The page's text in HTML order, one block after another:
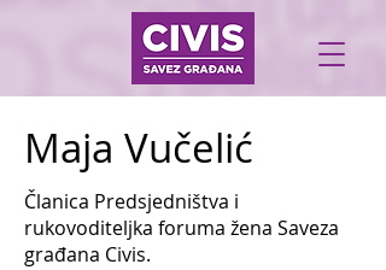
Maja Vučelić
Članica Predsjedništva i
rukovoditeljka foruma žena Saveza
građana Civis.